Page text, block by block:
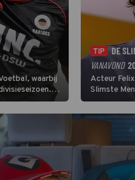
waarbij
TIP
DE
VANAVOND
Acteur
Slimste
de grote
neemt